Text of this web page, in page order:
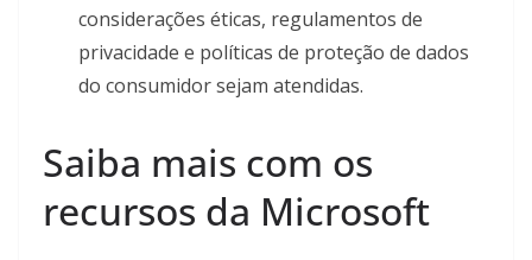
considerações éticas, regulamentos de
privacidade e políticas de proteção de dados
do consumidor sejam atendidas.
Saiba mais com os
recursos da Microsoft